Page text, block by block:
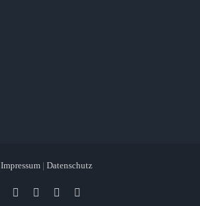
Impressum | Datenschutz
Facebook Instagram